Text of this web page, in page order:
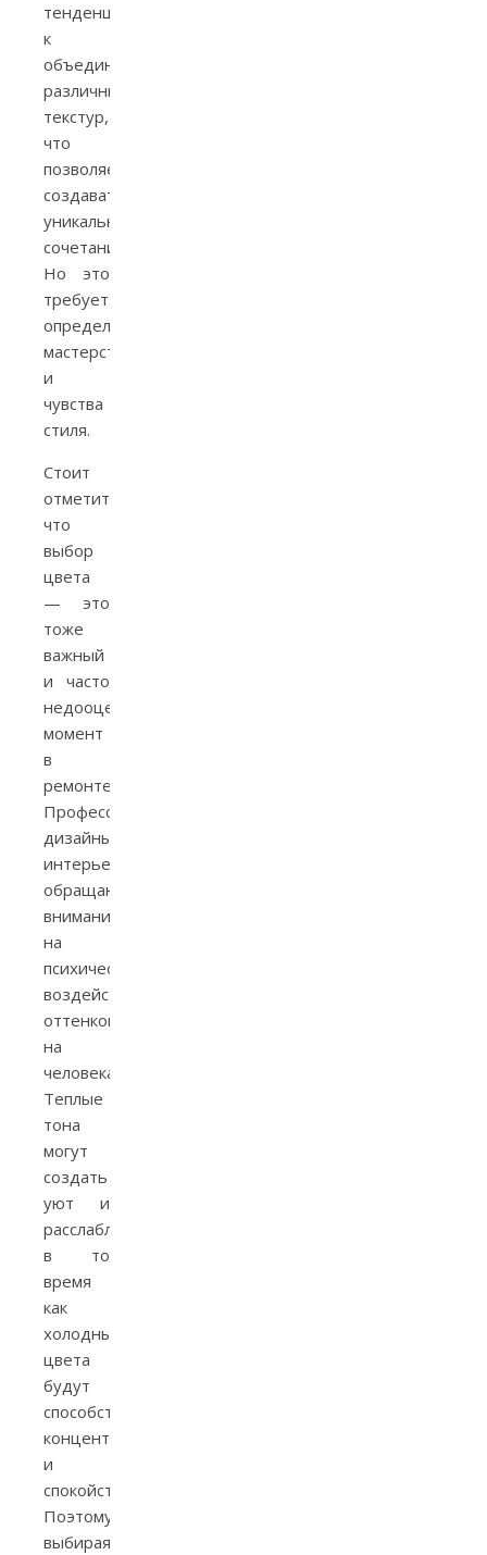
тенденция
к
объединению
различных
текстур,
что
позволяет
создавать
уникальные
сочетания.
Но это
требует
определенного
мастерства
и
чувства
стиля.
Стоит
отметить,
что
выбор
цвета
— это
тоже
важный
и часто
недооцененный
момент
в
ремонте.
Профессиональные
дизайны
интерьеров
обращают
внимание
на
психическое
воздействие
оттенков
на
человека.
Теплые
тона
могут
создать
уют и
расслабление,
в то
время
как
холодные
цвета
будут
способствовать
концентрации
и
спокойствию.
Поэтому,
выбирая